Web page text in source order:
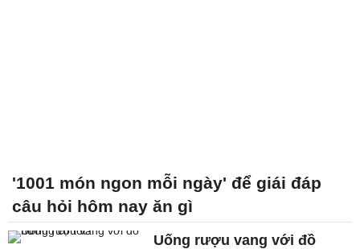
'1001 món ngon mỗi ngày' để giái đáp
câu hỏi hôm nay ăn gì
Uống rượu vang với đồ